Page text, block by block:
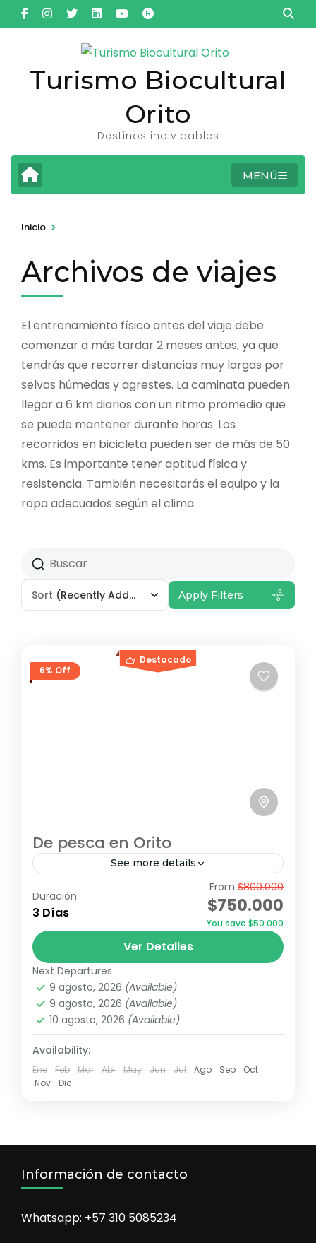
Saltar
al
(presionaTurismo Biocultural
Orito
Destinos inolvidables
MENÚ
Inicio >
Archivos de viajes
El entrenamiento físico antes del viaje debe
comenzar a más tardar 2 meses antes, ya que
tendrás que recorrer distancias muy largas por
selvas húmedas y agrestes. La caminata pueden
llegar a 6 km diarios con un ritmo promedio que
se puede mantener durante horas. Los
recorridos en bicicleta pueden ser de más de 50
kms. Es importante tener aptitud física y
resistencia. También necesitarás el equipo y la
ropa adecuados según el clima.
Sort (Recently Added) Apply Filters
Destacado
6% Off
De pesca en Orito
See more details
Con este paquete de viaje, los turistas
podrán disfrutar de una experiencia de
pesca única en los ríos Guamuéz y Orito,
rodeados de la increíble...
Duro
1 Person
Duración
3 Días
From $800.000
$750.000
You save $50.000
Ver Detalles
Next Departures
9 agosto, 2026 (Available)
9 agosto, 2026 (Available)
10 agosto, 2026 (Available)
Availability:
Ene Feb Mar Abr May Jun Jul Ago Sep
Oct
Nov
Dic
Información de contacto
Whatsapp: +57 310 5085234